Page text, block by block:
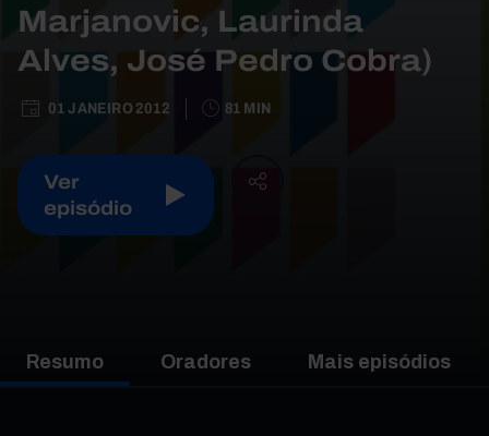
Marjanovic, Laurinda
Alves, José Pedro Cobra)
01 JANEIRO 2012 81 MIN
Ver
episódio
Resumo Oradores Mais episódios